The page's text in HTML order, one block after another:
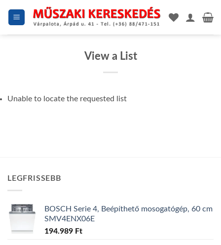
View a List
Unable to locate the requested list
LEGFRISSEBB
BOSCH Serie 4, Beépíthető mosogatógép, 60 cm
SMV4ENX06E
194.989 Ft